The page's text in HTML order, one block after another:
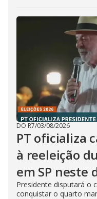
DO R7/03/08/2026
PT oficializa
à reeleição
em SP neste
Presidente disputará o
conquistar o quarto